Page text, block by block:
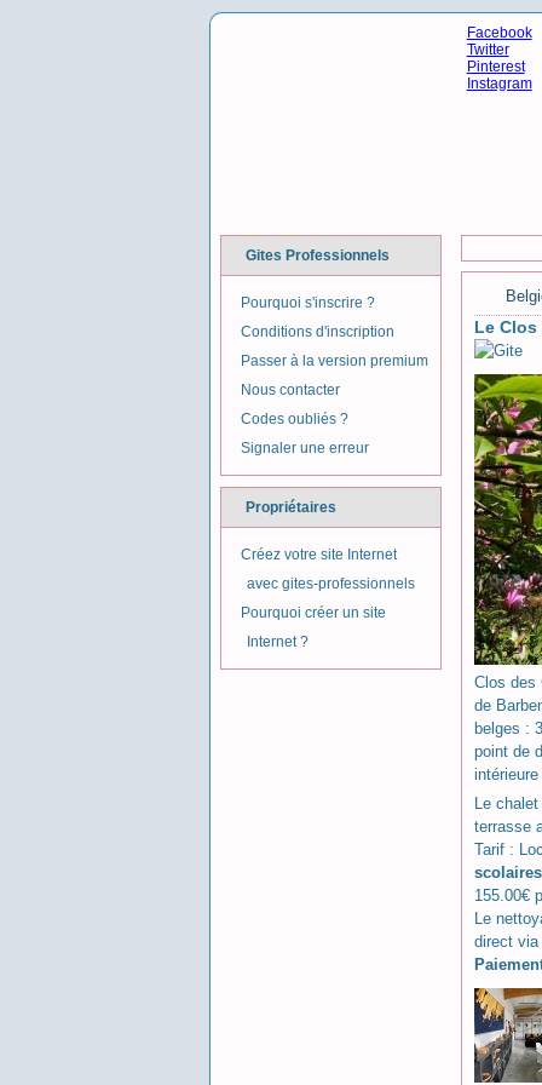
Facebook
Twitter
Pinterest
Instagram
Gites Professionnels
Pourquoi s'inscrire ?
Conditions d'inscription
Passer à la version premium
Nous contacter
Codes oubliés ?
Signaler une erreur
Propriétaires
Créez votre site Internet
avec gites-professionnels
Pourquoi créer un site
Internet ?
Le
Clos des
de
belges :
point de
Le
terrasse
Tarif :
155.00€
Le
direct via